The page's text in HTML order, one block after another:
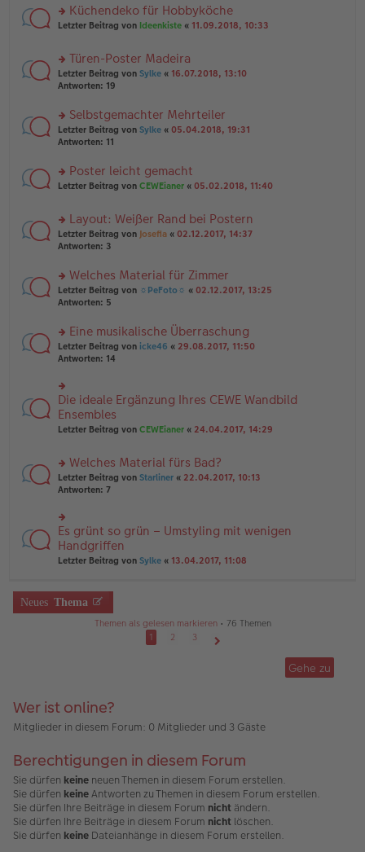
tr
a
e
n
ei
tr
a
n
g
es
e
n
er
ei
tr
a
rs
u
n
g
es
e
n
er
ei
tr
Küchendeko für Hobbyköche
Letzter Beitrag von Ideenkiste « 11.09.2018, 10:33
rs
te
n
g
el
e
n
ei
tr
a
Türen-Poster Madeira
Letzter Beitrag von Sylke « 16.07.2018, 13:10
Antworten: 19
rs
te
n
g
es
e
n
er
ei
tr
a
Selbstgemachter Mehrteiler
Letzter Beitrag von Sylke « 05.04.2018, 19:31
Antworten: 11
rs
u
n
g
es
e
n
er
ei
tr
a
Poster leicht gemacht
Letzter Beitrag von CEWEianer « 05.02.2018, 11:40
rs
te
n
g
el
e
n
er
tr
a
g
Layout: Weißer Rand bei Postern
Letzter Beitrag von Josefia « 02.12.2017, 14:37
Antworten: 3
rs
te
n
g
el
e
n
er
B
ei
a
g
Welches Material für Zimmer
Letzter Beitrag von ☼PeFoto☼ « 02.12.2017, 13:25
Antworten: 5
rs
te
u
n
g
el
es
er
B
ei
a
g
Eine musikalische Überraschung
Letzter Beitrag von icke46 « 29.08.2017, 11:50
Antworten: 14
rs
te
r
u
g
el
es
e
er
B
ei
tr
Die ideale Ergänzung Ihres CEWE Wandbild
Ensembles
Letzter Beitrag von CEWEianer « 24.04.2017, 14:29
rs
te
u
n
g
el
es
er
B
Welches Material fürs Bad?
Letzter Beitrag von Starliner « 22.04.2017, 10:13
Antworten: 7
rs
te
r
u
g
el
es
g
Es grünt so grün – Umstyling mit wenigen
Handgriffen
Letzter Beitrag von Sylke « 13.04.2017, 11:08
Neues Thema
Themen als gelesen markieren• 76 Themen
1
2
3
Gehe zu
Wer ist online?
Mitglieder in diesem Forum: 0 Mitglieder und 3 Gäste
Berechtigungen in diesem Forum
Sie dürfen keine neuen Themen in diesem Forum erstellen.
Sie dürfen keineAntworten zu Themen in diesem Forum erstellen.
Sie dürfen Ihre Beiträge in diesem Forum nicht ändern.
Sie dürfen Ihre Beiträge in diesem Forum nicht löschen.
Sie dürfen keine Dateianhänge in diesem Forum erstellen.